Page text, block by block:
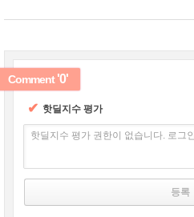
✔ 핫딜지수 평가
핫딜지수 평가 권한이 없습니다. 로그
Comment'0'